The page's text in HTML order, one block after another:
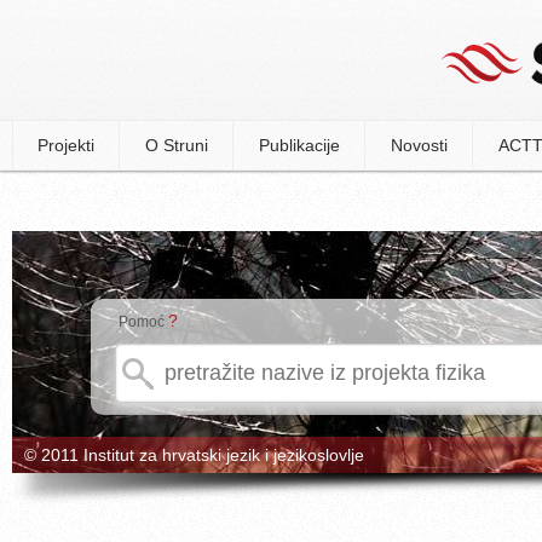
Projekti O Struni Publikacije Novosti
Pomoć ?
© 2011 Institut za hrvatski jezik i jezikoslovlje